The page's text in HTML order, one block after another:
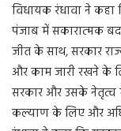
विधायक रंधावा ने
पंजाब में सकारात्मक
जीत के साथ, सरकार
और काम जारी रखने के
सरकार और उसके नेतृत्व
कल्याण के लिए और